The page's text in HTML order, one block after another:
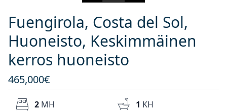
Fuengirola, Costa del Sol,
Huoneisto, Keskimmäinen
kerros huoneisto
465,000€
2 MH 1 KH